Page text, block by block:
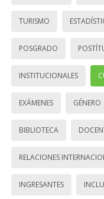
TURISMO
POSGRADO
INSTITUCIONALES
EXÁMENES GÉNERO
BIBLIOTECA
RELACIONES
INGRESANTES